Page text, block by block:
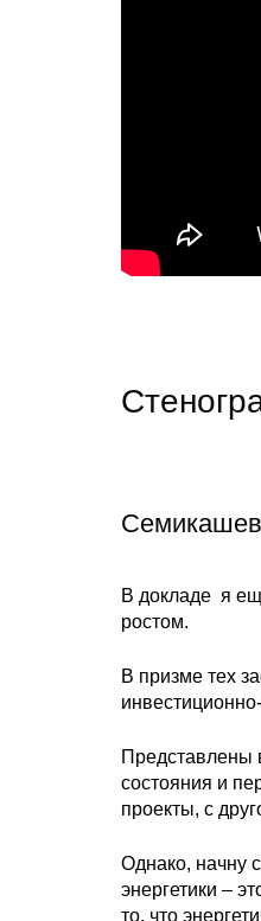
Семикашев
В докладе я
ростом.
В призме тех
Представлены
состояния и
проекты, с
Однако, начну
энергетики –
то, что